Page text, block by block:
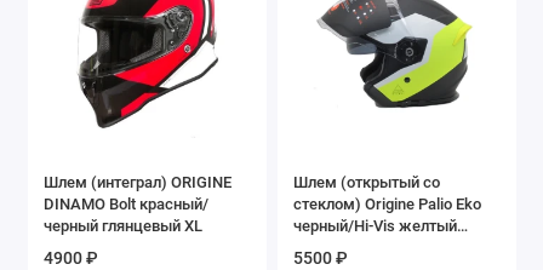
Шлем (интеграл) ORIGINE
DINAMO Bolt красный/
черный глянцевый XL
4900 ₽
Шлем (открытый со
стеклом) Origine Palio Eko
черный/Hi-Vis желтый
5500 ₽